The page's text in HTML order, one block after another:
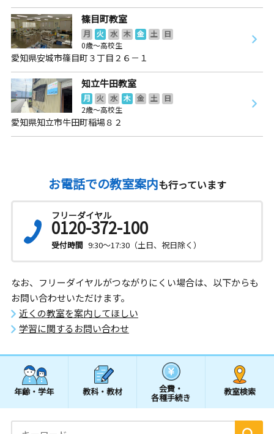
篠目町教室
月 火 水 木 金 土
日
0歳～高校生
愛知県安城市篠目町３丁目２６－１
知立牛田教室
月 火 水 木 金 土
日
2歳～高校生
愛知県知立市牛田町稲場８２
お電話での教室案内も行っています
フリーダイヤル
0120-372-100
受付時間 9:30～17:30（土日、祝日除く）
なお、フリーダイヤルがつながりにくい場合は、以下からも
お問い合わせいただけます。
近くの教室を案内してほしい
学習に関するお問い合わせ
年齢・学年 教科・教材 会費・
各種手続き
教室検索